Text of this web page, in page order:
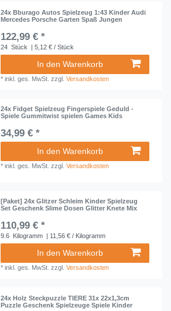
24x Bburago Autos Spielzeug 1:43 Kinder Audi
Mercedes Porsche Garten Spaß Jungen
122,99 € *
24 Stück | 5,12 € / Stück
In den Warenkorb
*inkl. ges. MwSt. zzgl.Versandkosten
24x Fidget Spielzeug Fingerspiele Geduld -
Spiele Gummitwist spielen Games Kids
34,99 € *
In den Warenkorb
*inkl. ges. MwSt. zzgl.Versandkosten
[Paket] 24x Glitzer Schleim Kinder Spielzeug
Set Geschenk Slime Dosen Glitter Knete Mix
110,99 € *
9.6 Kilogramm | 11,56 € / Kilogramm
In den Warenkorb
*inkl. ges. MwSt. zzgl.Versandkosten
24x Holz Steckpuzzle TIERE 31x 22x1,3cm
Puzzle Geschenk Spielzeuge Spiele Kinder